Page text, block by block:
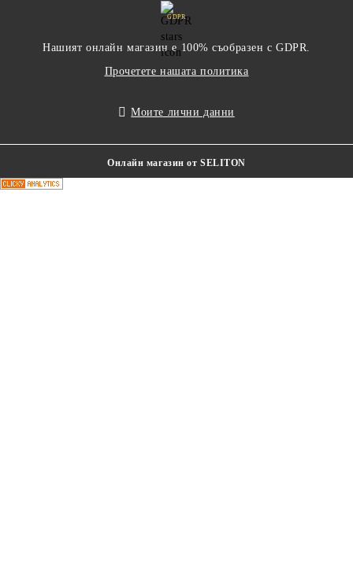
GDPR
Нашият онлайн магазин е 100% съобразен с GDPR.
Прочетете нашата политика
Моите лични данни
Онлайн магазин от SELITON